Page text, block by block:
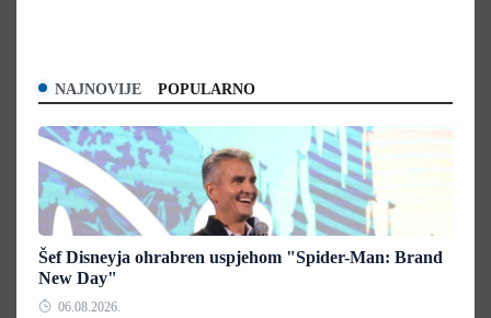
NAJNOVIJE POPULARNO
Šef Disneyja ohrabren uspjehom "Spider-Man: Brand
New Day"
06.08.2026.